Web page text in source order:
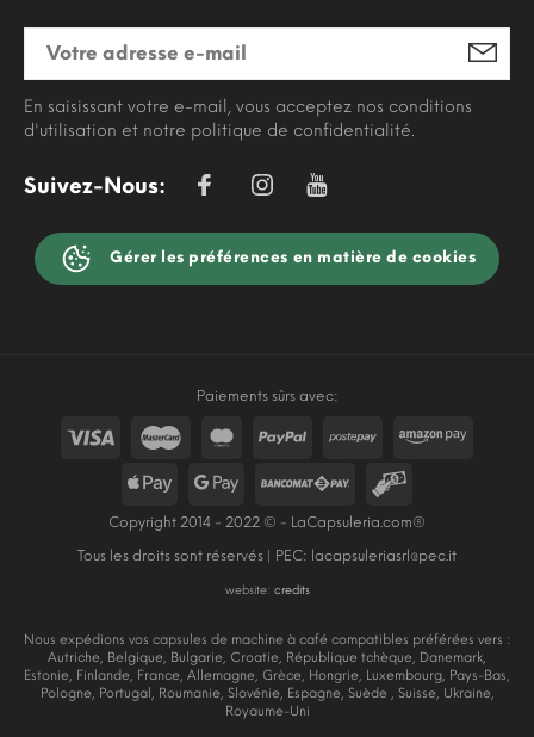
En saisissant votre e-mail, vous acceptez nos conditions
d'utilisation et notre politique de confidentialité.
Suivez-Nous:
Gérer les préférences en matière de cookies
Paiements sûrs avec:
Copyright 2014 - 2022 © - LaCapsuleria.com®
Tous les droits sont réservés | PEC: lacapsuleriasrl@pec.it
website: credits
Nous expédions vos capsules de machine à café compatibles préférées vers :
Autriche, Belgique, Bulgarie, Croatie, République tchèque, Danemark,
Estonie, Finlande, France, Allemagne, Grèce, Hongrie, Luxembourg, Pays-Bas,
Pologne, Portugal, Roumanie, Slovénie, Espagne, Suède , Suisse, Ukraine,
Royaume-Uni